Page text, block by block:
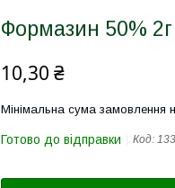
Формазин 50%
10,30 ₴
Мінімальна сума замовлення
Готово до відправки Код: